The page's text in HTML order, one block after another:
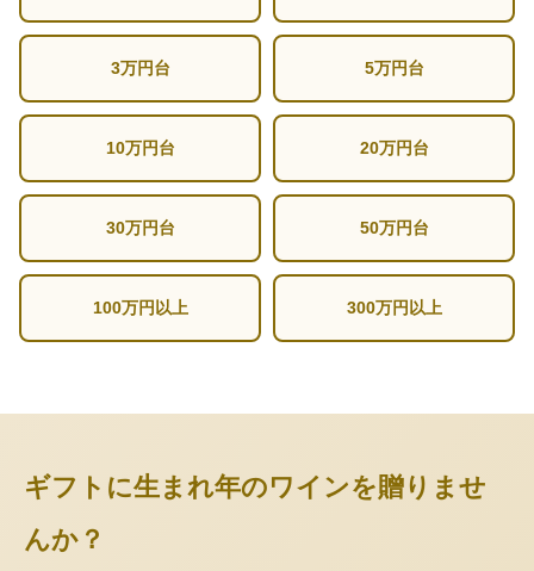
3万円台 5万円台
10万円台 20万円台
30万円台 50万円台
100万円以上 300万円以上
ギフトに生まれ年のワインを贈りませ
んか？